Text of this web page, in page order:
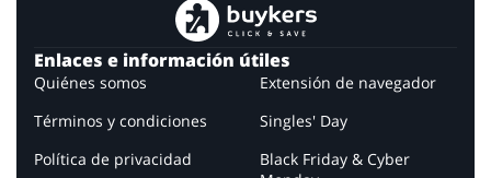
Enlaces e información útiles
Quiénes somos
Términos y condiciones
Política de privacidad
Extensión de navegador
Singles' Day
Black Friday & Cyber